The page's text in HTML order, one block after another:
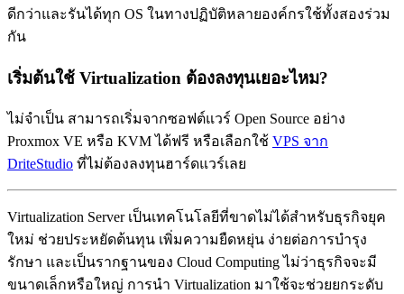
ดีกว่าและรันได้ทุก OS ในทางปฏิบัติหลายองค์กรใช้ทั้งสองร่วม
กัน
เริ่มต้นใช้ Virtualization ต้องลงทุนเยอะไหม?
ไม่จำเป็น สามารถเริ่มจากซอฟต์แวร์ Open Source อย่าง
Proxmox VE หรือ KVM ได้ฟรี หรือเลือกใช้ VPS จาก
DriteStudio ที่ไม่ต้องลงทุนฮาร์ดแวร์เลย
Virtualization Server เป็นเทคโนโลยีที่ขาดไม่ได้สำหรับธุรกิจยุค
ใหม่ ช่วยประหยัดต้นทุน เพิ่มความยืดหยุ่น ง่ายต่อการบำรุง
รักษา และเป็นรากฐานของ Cloud Computing ไม่ว่าธุรกิจจะมี
ขนาดเล็กหรือใหญ่ การนำ Virtualization มาใช้จะช่วยยกระดับ